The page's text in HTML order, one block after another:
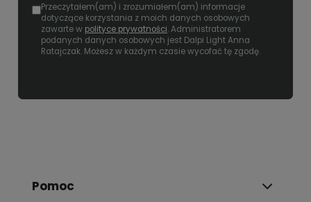
Przeczytałem(am) i zrozumiałem(am) informacje
dotyczące korzystania z moich danych osobowych
zawarte w polityce prywatności. Administratorem
podanych danych osobowych jest Dalpi Light Anna
Ratajczak. Możesz w każdym czasie wycofać tę zgodę.
Pomoc